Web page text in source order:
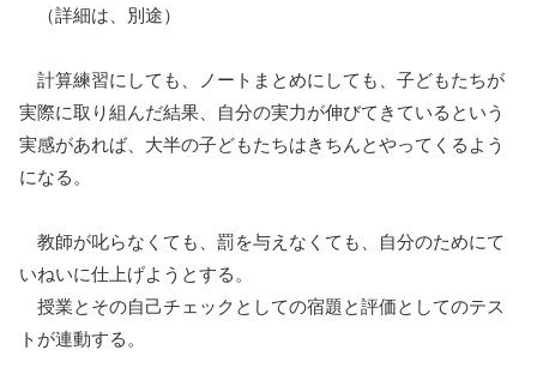
（詳細は、別途）
計算練習にしても、ノートまとめにしても、子どもたちが
実際に取り組んだ結果、自分の実力が伸びてきているという
実感があれば、大半の子どもたちはきちんとやってくるよう
になる。
教師が叱らなくても、罰を与えなくても、自分のためにて
いねいに仕上げようとする。
授業とその自己チェックとしての宿題と評価としてのテス
トが連動する。